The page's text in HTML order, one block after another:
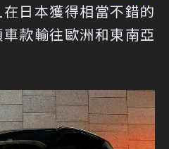
日本獲得相當不錯的
款輸往歐洲和東南亞